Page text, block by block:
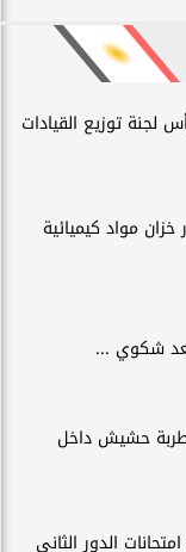
لجنة توزيع القيادات
مواد كيميائية
شكوي ...
عاطل بحوزته 75 طربة حشيش داخل
الدور الثاني